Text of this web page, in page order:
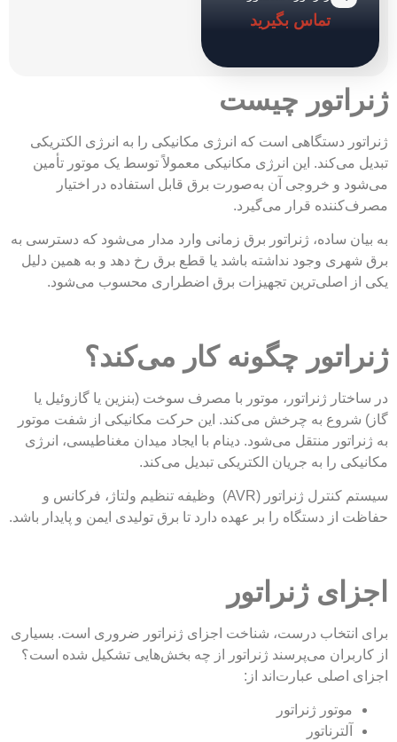
مدل UCI224D
تماس بگیرید
چیست
دستگاهی است که انرژی مکانیکی را به انرژی الکتریکی
این انرژی مکانیکی معمولاً توسط یک موتور تأمین
خروجی آن به‌صورت برق قابل استفاده در اختیار
قرار می‌گیرد.
ساده، ژنراتور برق زمانی وارد مدار می‌شود که دسترسی به
وجود نداشته باشد یا قطع برق رخ دهد و به همین دلیل
اصلی‌ترین تجهیزات برق اضطراری محسوب می‌شود.
چگونه کار می‌کند؟
ژنراتور، موتور با مصرف سوخت (بنزین یا گازوئیل یا
به چرخش می‌کند. این حرکت مکانیکی از شفت موتور
منتقل می‌شود. دینام با ایجاد میدان مغناطیسی، انرژی
را به جریان الکتریکی تبدیل می‌کند.
سیستم کنترل ژنراتور (AVR) وظیفه تنظیم ولتاژ، فرکانس و
دستگاه را بر عهده دارد تا برق تولیدی ایمن و پایدار باشد.
ژنراتور
درست، شناخت اجزای ژنراتور ضروری است. بسیاری
می‌پرسند ژنراتور از چه بخش‌هایی تشکیل شده است؟
عبارت‌اند از:
ژنراتور